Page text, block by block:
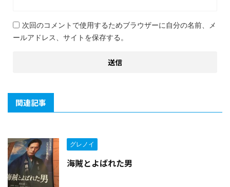
次回のコメントで使用するためブラウザーに自分の名前、メ
ールアドレス、サイトを保存する。
関連記事
グレノイ
海賊とよばれた男